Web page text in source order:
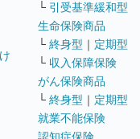
└ 引受基準緩和型
生命保険商品
└ 終身型 ｜ 定期型
└ 収入保障保険
がん保険商品
└ 終身型 ｜ 定期型
就業不能保険